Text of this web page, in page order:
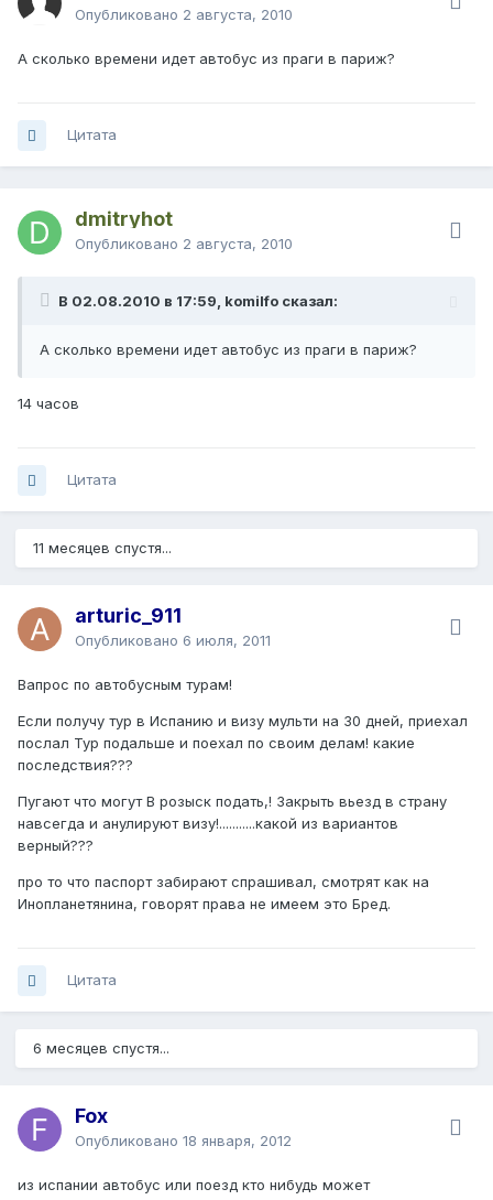
Опубликовано 2 августа, 2010
А сколько времени идет автобус из праги в париж?
Цитата
dmitryhot
Опубликовано 2 августа, 2010
В 02.08.2010 в 17:59, komilfo сказал:
А сколько времени идет автобус из праги в париж?
14 часов
Цитата
11 месяцев спустя...
arturic_911
Опубликовано 6 июля, 2011
Вапрос по автобусным турам!
Если получу тур в Испанию и визу мульти на 30 дней, приехал
послал Тур подальше и поехал по своим делам! какие
последствия???
Пугают что могут В розыск подать,! Закрыть вьезд в страну
навсегда и анулируют визу!...........какой из вариантов
верный???
про то что паспорт забирают спрашивал, смотрят как на
Инопланетянина, говорят права не имеем это Бред.
Цитата
6 месяцев спустя...
Fox
Опубликовано 18 января, 2012
из испании автобус или поезд кто нибудь может